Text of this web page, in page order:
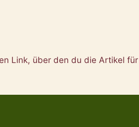
Link, über den du die Artikel